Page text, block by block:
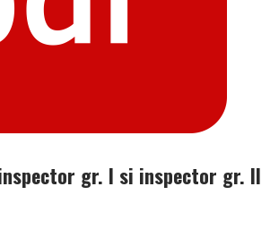
gr. I si inspector gr. II